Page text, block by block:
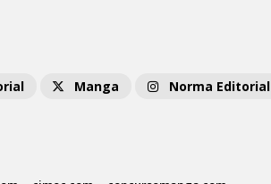
Manga Norma Editorial